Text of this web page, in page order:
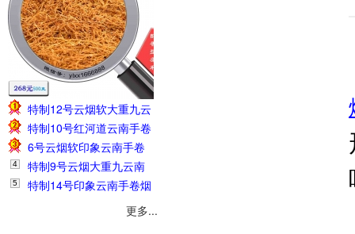
1
特制12号云烟软大重九云
南手卷烟丝1斤228元
2
特制10号红河道云南手卷
烟丝1斤208元
6号云烟软印象云南手卷
烟丝1斤138元
4
特制9号云烟大重九云南
手卷烟丝1斤178元
5
特制14号印象云南手卷烟
更多...